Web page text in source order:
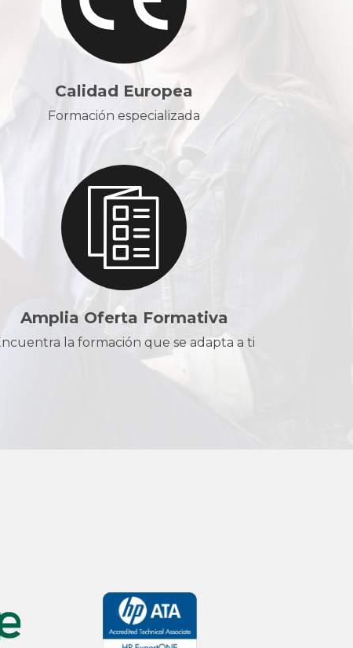
Calidad Europea
Formación especializada
Amplia Oferta Formativa
la formación que se adapta a ti